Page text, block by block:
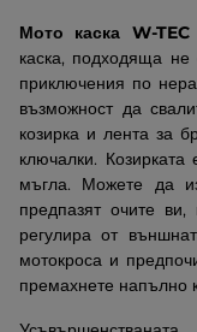
Мото каска W-
каска, подходяща
приключения по
възможност да
козирка и лента за
ключалки.
мъгла. Можете да
предпазят очите
регулира от
мотокроса и
премахнете напълно